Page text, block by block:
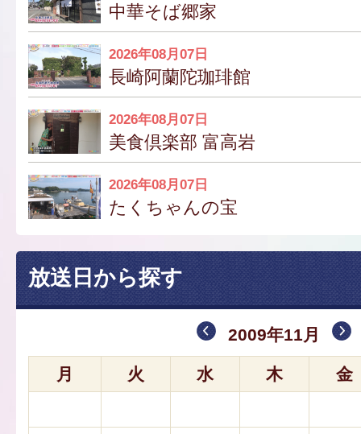
中華そば郷家
2026年08月07日
長崎阿蘭陀珈琲館
2026年08月07日
美食倶楽部 富高岩
2026年08月07日
たくちゃんの宝
放送日から探す
2009年11月
月 火 水 木 金